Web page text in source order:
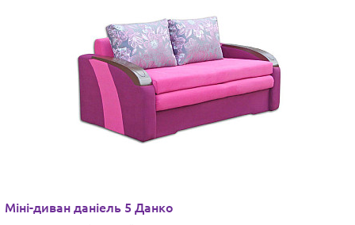
Міні-диван даніель 5 Данко